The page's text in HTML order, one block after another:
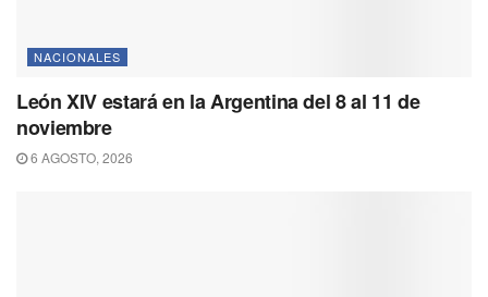
NACIONALES
León XIV estará en la Argentina del 8 al 11 de
noviembre
6 AGOSTO, 2026